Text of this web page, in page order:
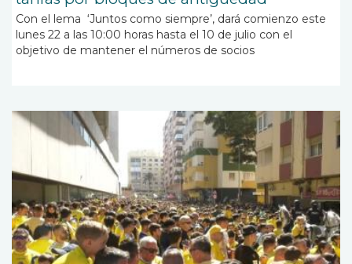
Con el lema ‘Juntos como siempre’, dará comienzo este
lunes 22 a las 10:00 horas hasta el 10 de julio con el
objetivo de mantener el números de socios